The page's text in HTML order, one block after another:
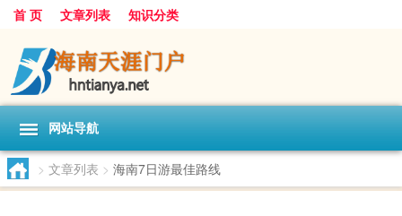
首 页 文章列表 知识分类
网站导航
> 文章列表 > 海南7日游最佳路线